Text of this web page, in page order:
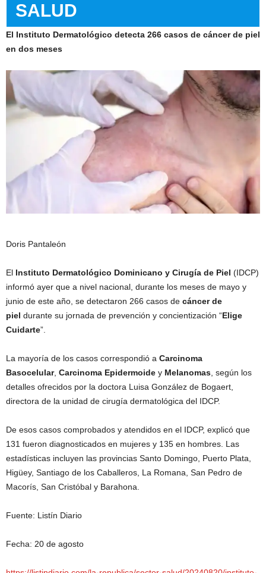
SALUD
El Instituto Dermatológico detecta 266 casos de cáncer de piel
en dos meses
Doris Pantaleón
El Instituto Dermatológico Dominicano y Cirugía de Piel (IDCP)
informó ayer que a nivel nacional, durante los meses de mayo y
junio de este año, se detectaron 266 casos de cáncer de
piel durante su jornada de prevención y concientización “Elige
Cuidarte”.
La mayoría de los casos correspondió a Carcinoma
Basocelular, Carcinoma Epidermoide y Melanomas , según los
detalles ofrecidos por la doctora Luisa González de Bogaert,
directora de la unidad de cirugía dermatológica del IDCP.
De esos casos comprobados y atendidos en el IDCP, explicó que
131 fueron diagnosticados en mujeres y 135 en hombres. Las
estadísticas incluyen las provincias Santo Domingo, Puerto Plata,
Higüey, Santiago de los Caballeros, La Romana, San Pedro de
Macorís, San Cristóbal y Barahona.
Fuente: Listín Diario
Fecha: 20 de agosto